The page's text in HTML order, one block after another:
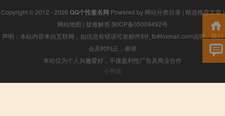
Copyright © 2012 - 2026 QQ个性签名网 Powered by 网站分类目录 | 精选推荐文章|
网站地图 | 疑难解答 陕ICP备05009492号
声明：本站内容来自互联网，如信息有错误可发邮件到f_fb#foxmail.com说明，我们
会及时纠正，谢谢
本站仅为个人兴趣爱好，不接盈利性广告及商业合作
小男孩